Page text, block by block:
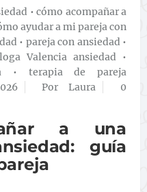
• cómo acompañar a
ayudar a mi pareja con
• pareja con ansiedad •
Valencia ansiedad •
• terapia de pareja
Por Laura
0
a una
guía